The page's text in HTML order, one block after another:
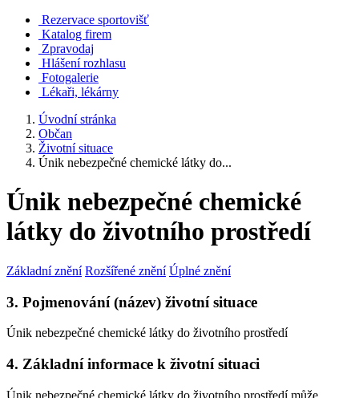
Rezervace sportovišť
Katalog firem
Zpravodaj
Hlášení rozhlasu
Fotogalerie
Lékaři, lékárny
Úvodní stránka
Občan
Životní situace
Únik nebezpečné chemické látky do...
Únik nebezpečné chemické
látky do životního prostředí
Základní znění Rozšířené znění Úplné znění
3. Pojmenování (název) životní situace
Únik nebezpečné chemické látky do životního prostředí
4. Základní informace k životní situaci
Únik nebezpečné chemické látky do životního prostředí může